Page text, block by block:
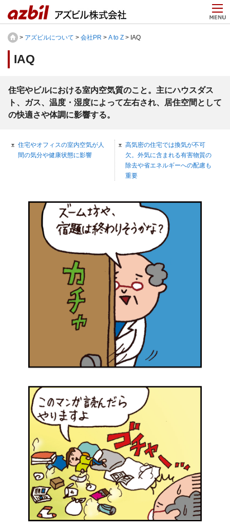
> アズビルについて > 会社PR > A to Z > IAQ
IAQ
住宅やビルにおける室内空気質のこと。主にハウスダス
ト、ガス、温度・湿度によって左右され、居住空間として
の快適さや体調に影響する。
住宅やオフィスの室内空気が人
間の気分や健康状態に影響
高気密の住宅では換気が不可
欠。外気に含まれる有害物質の
除去や省エネルギーへの配慮も
重要